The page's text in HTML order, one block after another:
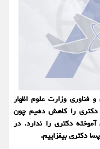
وزارت علوم اظهار
را کاهش دهیم چون
دکتری را ندارد. در
دکتری بیفزاییم.